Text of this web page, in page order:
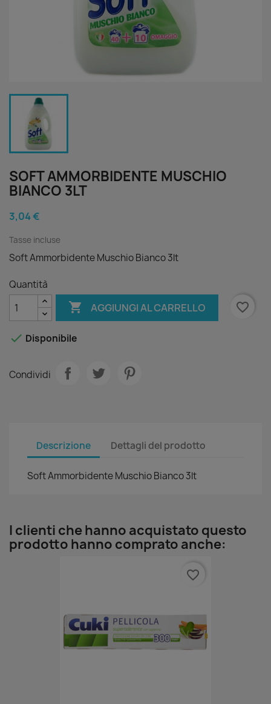
SOFT AMMORBIDENTE MUSCHIO
BIANCO 3LT
3,04 €
Tasse incluse
Soft Ammorbidente Muschio Bianco 3lt
Quantità
 AGGIUNGI AL CARRELLO favorite_border
 Disponibile
Condividi
Descrizione Dettagli del prodotto
Soft Ammorbidente Muschio Bianco 3lt
I clienti che hanno acquistato questo
prodotto hanno comprato anche:
favorite_border